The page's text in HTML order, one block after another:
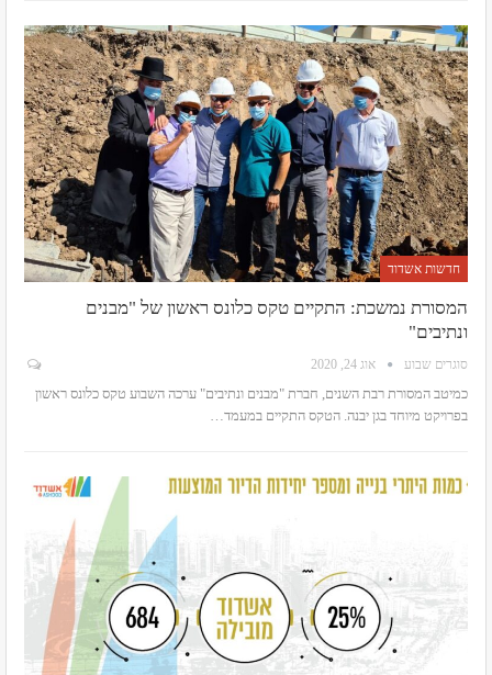
חדשות אשדוד
המסורת נמשכת: התקיים טקס כלונס ראשון של "מבנים
ונתיבים"
סוגרים שבוע אוג 24, 2020
כמיטב המסורת רבת השנים, חברת "מבנים ונתיבים" ערכה השבוע טקס כלונס ראשון
בפרויקט מיוחד בגן יבנה. הטקס התקיים במעמד…